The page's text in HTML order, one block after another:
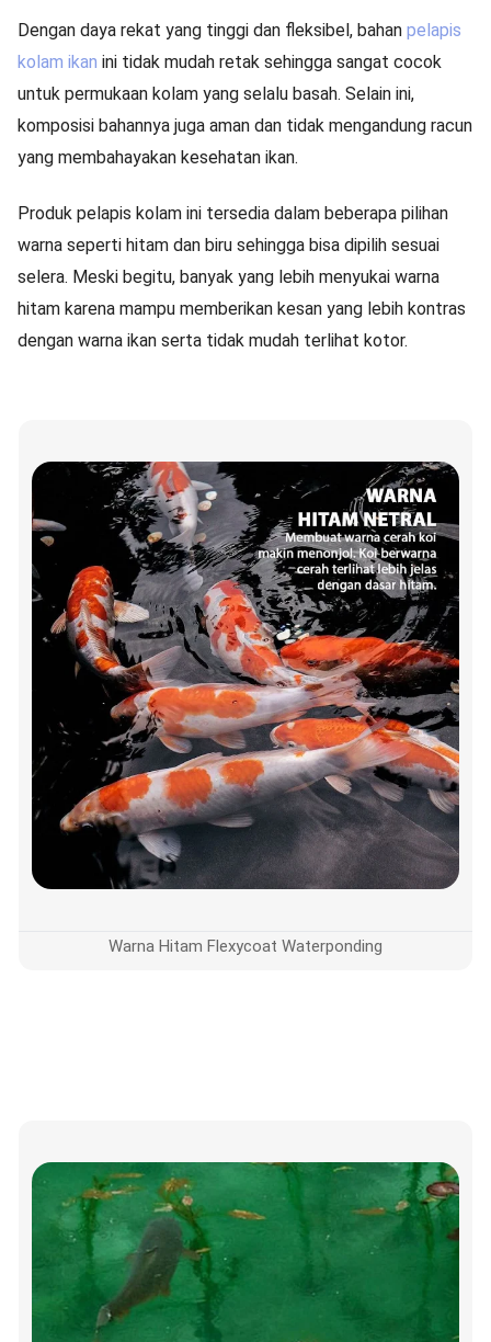
Dengan daya rekat yang tinggi dan fleksibel, bahan pelapis
kolam ikan ini tidak mudah retak sehingga sangat cocok
untuk permukaan kolam yang selalu basah. Selain ini,
komposisi bahannya juga aman dan tidak mengandung racun
yang membahayakan kesehatan ikan.
Produk pelapis kolam ini tersedia dalam beberapa pilihan
warna seperti hitam dan biru sehingga bisa dipilih sesuai
selera. Meski begitu, banyak yang lebih menyukai warna
hitam karena mampu memberikan kesan yang lebih kontras
dengan warna ikan serta tidak mudah terlihat kotor.
Warna Hitam Flexycoat Waterponding